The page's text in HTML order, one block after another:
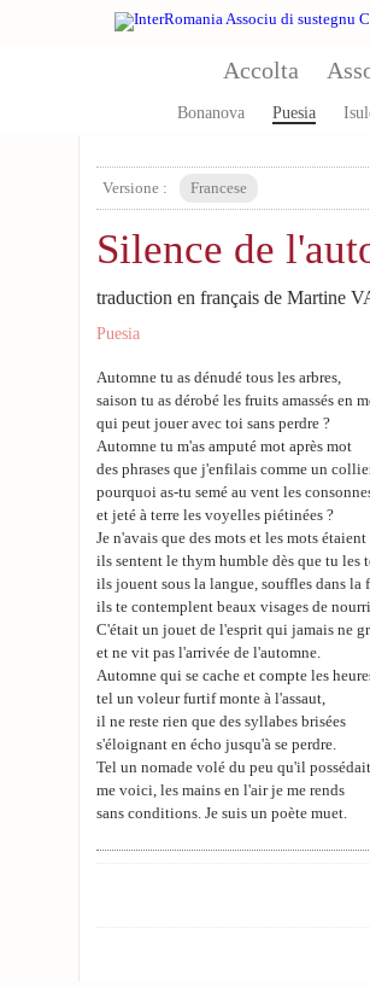
Accolta
Bonanova Puesia
Versione : Francese
Silence de
traduction en français de Martine
Puesia
Automne tu as dénudé tous les arbres,
saison tu as dérobé les fruits amassés en
qui peut jouer avec toi sans perdre ?
Automne tu m'as amputé mot après mot
des phrases que j'enfilais comme un
pourquoi as-tu semé au vent les
et jeté à terre les voyelles piétinées ?
Je n'avais que des mots et les mots
ils sentent le thym humble dès que tu les
ils jouent sous la langue, souffles dans la
ils te contemplent beaux visages de
C'était un jouet de l'esprit qui jamais ne
et ne vit pas l'arrivée de l'automne.
Automne qui se cache et compte les
tel un voleur furtif monte à l'assaut,
il ne reste rien que des syllabes brisées
s'éloignant en écho jusqu'à se perdre.
Tel un nomade volé du peu qu'il
me voici, les mains en l'air je me rends
sans conditions. Je suis un poète muet.